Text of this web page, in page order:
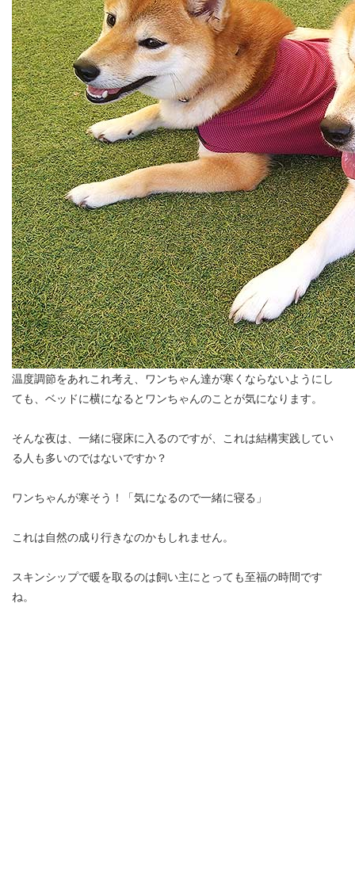
温度調節をあれこれ考え、ワンちゃん達が寒くならないようにし
ても、ベッドに横になるとワンちゃんのことが気になります。
そんな夜は、一緒に寝床に入るのですが、これは結構実践してい
る人も多いのではないですか？
ワンちゃんが寒そう！「気になるので一緒に寝る」
これは自然の成り行きなのかもしれません。
スキンシップで暖を取るのは飼い主にとっても至福の時間です
ね。